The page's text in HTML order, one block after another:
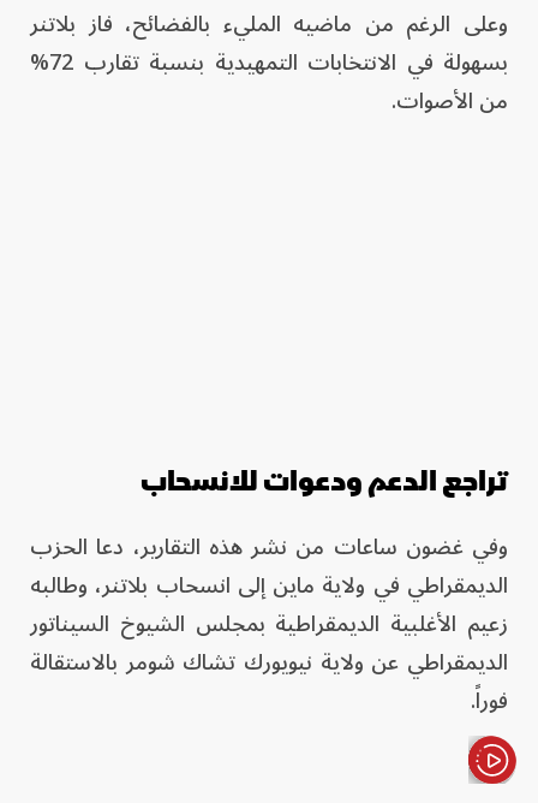
وعلى الرغم من ماضيه المليء بالفضائح، فاز بلاتنر
بسهولة في الانتخابات التمهيدية بنسبة تقارب 72%
من الأصوات.
تراجع الدعم ودعوات للانسحاب
وفي غضون ساعات من نشر هذه التقارير، دعا الحزب
الديمقراطي في ولاية ماين إلى انسحاب بلاتنر، وطالبه
زعيم الأغلبية الديمقراطية بمجلس الشيوخ السيناتور
الديمقراطي عن ولاية نيويورك تشاك شومر بالاستقالة
فوراً.